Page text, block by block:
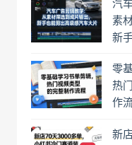
汽
素
新
零
热
作
新